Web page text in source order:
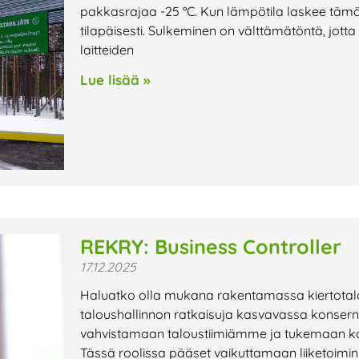
pakkasrajaa -25 °C. Kun lämpötila laskee
tilapäisesti. Sulkeminen on välttämätöntä,
laitteiden
Lue lisää »
REKRY: Business Controller
17.12.2025
Haluatko olla mukana rakentamassa
taloushallinnon ratkaisuja kasvavassa
vahvistamaan taloustiimiämme ja tukemaan
Tässä roolissa pääset vaikuttamaan